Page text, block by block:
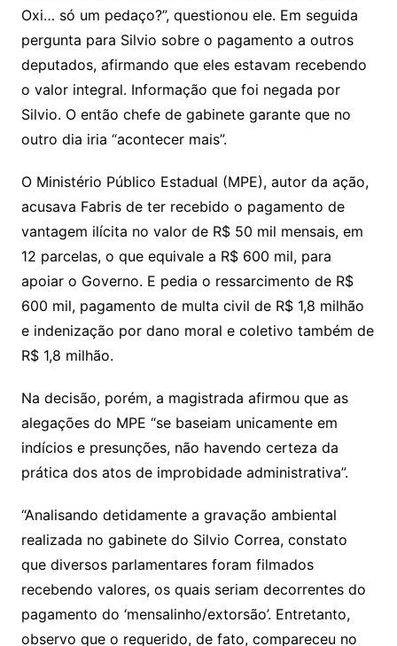
Oxi… só um pedaço?”, questionou ele. Em seguida
pergunta para Silvio sobre o pagamento a outros
deputados, afirmando que eles estavam recebendo
o valor integral. Informação que foi negada por
Silvio. O então chefe de gabinete garante que no
outro dia iria “acontecer mais”.
O Ministério Público Estadual (MPE), autor da ação,
acusava Fabris de ter recebido o pagamento de
vantagem ilícita no valor de R$ 50 mil mensais, em
12 parcelas, o que equivale a R$ 600 mil, para
apoiar o Governo. E pedia o ressarcimento de R$
600 mil, pagamento de multa civil de R$ 1,8 milhão
e indenização por dano moral e coletivo também de
R$ 1,8 milhão.
Na decisão, porém, a magistrada afirmou que as
alegações do MPE “se baseiam unicamente em
indícios e presunções, não havendo certeza da
prática dos atos de improbidade administrativa”.
“Analisando detidamente a gravação ambiental
realizada no gabinete do Silvio Correa, constato
que diversos parlamentares foram filmados
recebendo valores, os quais seriam decorrentes do
pagamento do ‘mensalinho/extorsão’. Entretanto,
observo que o requerido, de fato, compareceu no